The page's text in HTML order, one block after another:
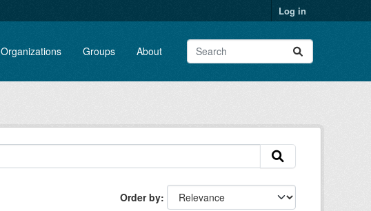
Log in
Organizations Groups About
Order by